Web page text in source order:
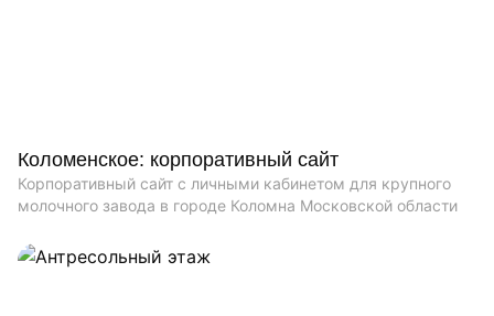
Коломенское: корпоративный сайт
Корпоративный сайт с личными кабинетом для крупного
молочного завода в городе Коломна Московской области